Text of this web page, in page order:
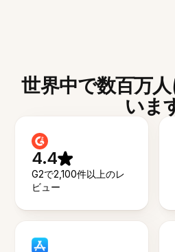
世界中で数百万
いま
4.4
G2で2,100件以上のレ
ビュー